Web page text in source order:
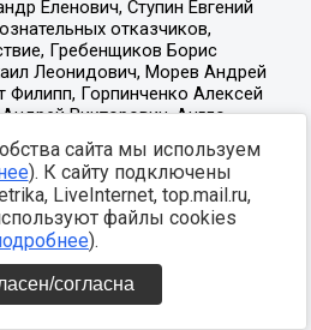
сайта мы используем
). К сайту подключены
LiveInternet, top.mail.ru,
файлы cookies
).
согласна